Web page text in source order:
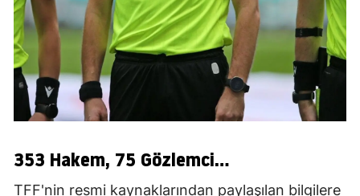
353 Hakem, 75 Gözlemci...
TFF'nin resmi kaynaklarından paylaşılan bilgilere